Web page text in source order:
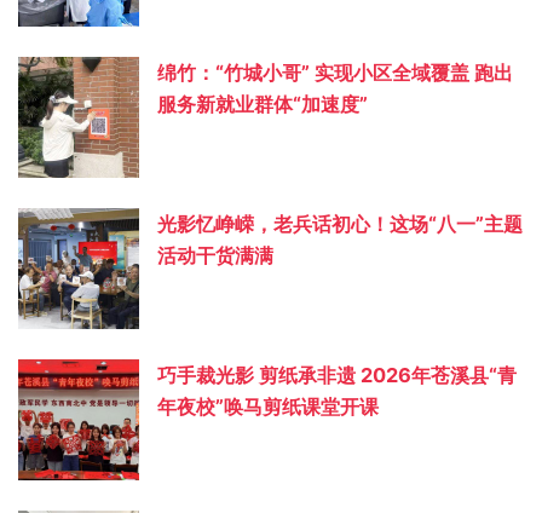
绵竹：“竹城小哥” 实现小区全域覆盖 跑出
服务新就业群体“加速度”
光影忆峥嵘，老兵话初心！这场“八一”主题
活动干货满满
巧手裁光影 剪纸承非遗 2026年苍溪县“青
年夜校”唤马剪纸课堂开课